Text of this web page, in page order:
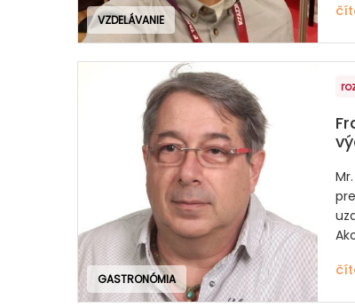
VZDELÁVANIE
GASTRONÓMIA